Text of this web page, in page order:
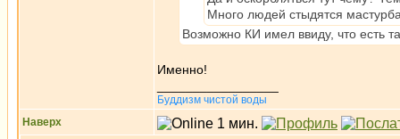
Много людей стыдятся
Возможно КИ имел ввиду, что есть
Именно!
Буддизм чистой воды
Наверх